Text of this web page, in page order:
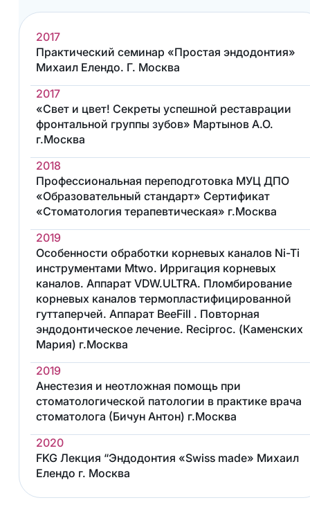
2017
Практический семинар «Простая эндодонтия»
Михаил Елендо. Г. Москва
2017
«Свет и цвет! Секреты успешной реставрации
фронтальной группы зубов» Мартынов А.О.
г.Москва
2018
Профессиональная переподготовка МУЦ ДПО
«Образовательный стандарт» Сертификат
«Стоматология терапевтическая» г.Москва
2019
Особенности обработки корневых каналов Ni-Ti
инструментами Mtwo. Ирригация корневых
каналов. Аппарат VDW.ULTRA. Пломбирование
корневых каналов термопластифицированной
гуттаперчей. Аппарат BeeFill . Повторная
эндодонтическое лечение. Reciproc. (Каменских
Мария) г.Москва
2019
Анестезия и неотложная помощь при
стоматологической патологии в практике врача
стоматолога (Бичун Антон) г.Москва
2020
FKG Лекция “Эндодонтия «Swiss made» Михаил
Елендо г. Москва